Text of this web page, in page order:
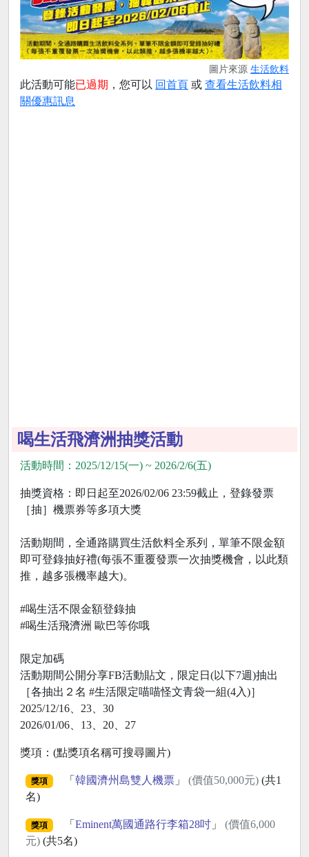
圖片來源 生活飲料
此活動可能已過期 ，您可以 回首頁 或 查看生活飲料相
關優惠訊息
喝生活飛濟洲抽獎活動
活動時間：2025/12/15(一) ~ 2026/2/6(五)
抽獎資格：即日起至2026/02/06 23:59截止，登錄發票
［抽］機票券等多項大獎
活動期間，全通路購買生活飲料全系列，單筆不限金額
即可登錄抽好禮(每張不重覆發票一次抽獎機會，以此類
推，越多張機率越大)。
#喝生活不限金額登錄抽
#喝生活飛濟洲 歐巴等你哦
限定加碼
活動期間公開分享FB活動貼文，限定日(以下7週)抽出
［各抽出２名 #生活限定喵喵怪文青袋一組(4入)］
2025/12/16、23、30
2026/01/06、13、20、27
獎項：(點獎項名稱可搜尋圖片)
獎項 「 韓國濟州島雙人機票」 (價值50,000元)(共1
名)
獎項 「 Eminent萬國通路行李箱28吋」 (價值6,000
元) (共5名)